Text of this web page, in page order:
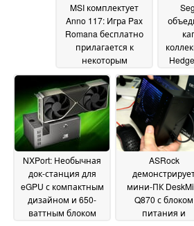
MSI комплектует
Anno 117: Игра Pax
Romana бесплатно
прилагается к
некоторым
материнским
платам, корпусам,
кулерам и блокам
питания.
Предложение
действует до 13
декабря13 November
2025
Соник,
04
NXPort: Необычная
док-станция для
eGPU с компактным
дизайном и 650-
ваттным блоком
ASRock
мини-ПК
Q870 с блоком
питания и